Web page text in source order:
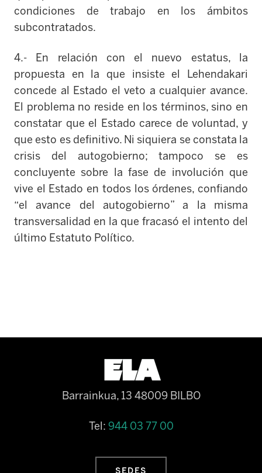
condiciones de trabajo en los ámbitos
subcontratados.
4.- En relación con el nuevo estatus, la
propuesta en la que insiste el Lehendakari
concede al Estado el veto a cualquier avance.
El problema no reside en los términos, sino en
constatar que el Estado carece de voluntad, y
que esto es definitivo. Ni siquiera se constata la
crisis del autogobierno; tampoco se es
concluyente sobre la fase de involución que
vive el Estado en todos los órdenes, confiando
“el avance del autogobierno” a la misma
transversalidad en la que fracasó el intento del
último Estatuto Político.
Barrainkua, 13 48009 BILBO
Tel: 944 03 77 00
SEDES